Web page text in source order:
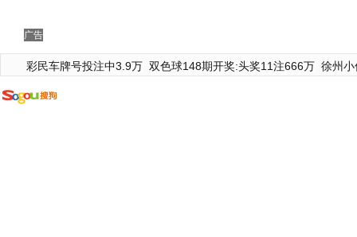
广告
彩民车牌号投注中3.9万 双色球148期开奖:头奖11注666万 徐州